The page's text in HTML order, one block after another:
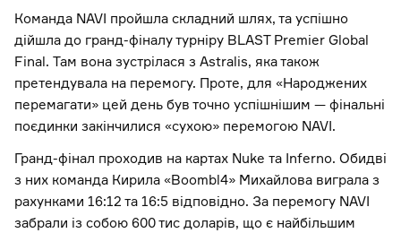
Команда NAVI пройшла складний шлях, та успішно
дійшла до гранд-фіналу турніру BLAST Premier Global
Final. Там вона зустрілася з Astralis, яка також
претендувала на перемогу. Проте, для «Народжених
перемагати» цей день був точно успішнішим — фінальні
поєдинки закінчилися «сухою» перемогою NAVI.
Гранд-фінал проходив на картах Nuke та Inferno. Обидві
з них команда Кирила «Boombl4» Михайлова виграла з
рахунками 16:12 та 16:5 відповідно. За перемогу NAVI
забрали із собою 600 тис доларів, що є найбільшим